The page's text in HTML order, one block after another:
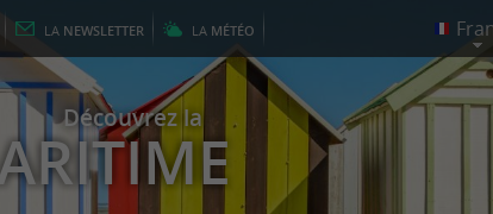
LA NEWSLETTER LA MÉTÉO
Découvrez la